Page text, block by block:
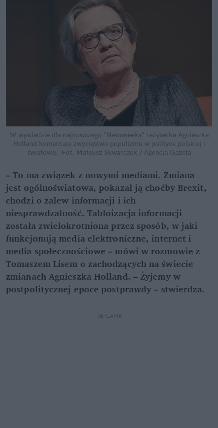
W wywiadzie dla najnowszego "Newsweeka" reżyserka Agnieszka
Holland komentuje zwycięstwo populizmu w polityce polskiej i
światowej. Fot. Mateusz Skwarczek / Agencja Gazeta
– To ma związek z nowymi mediami. Zmiana
jest ogólnoświatowa, pokazał ją choćby Brexit,
chodzi o zalew informacji i ich
niesprawdzalność. Tabloizacja informacji
została zwielokrotniona przez sposób, w jaki
funkcjonują media elektroniczne, internet i
media społecznościowe – mówi w rozmowie z
Tomaszem Lisem o zachodzących na świecie
zmianach Agnieszka Holland. – Żyjemy w
postpolitycznej epoce postprawdy – stwierdza.
REKLAMA